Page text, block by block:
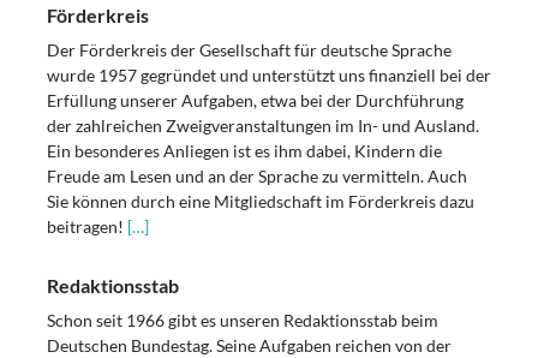
Förderkreis
Der Förderkreis der Gesellschaft für deutsche Sprache
wurde 1957 gegründet und unterstützt uns finanziell bei der
Erfüllung unserer Aufgaben, etwa bei der Durchführung
der zahlreichen Zweigveranstaltungen im In- und Ausland.
Ein besonderes Anliegen ist es ihm dabei, Kindern die
Freude am Lesen und an der Sprache zu vermitteln. Auch
Sie können durch eine Mitgliedschaft im Förderkreis dazu
beitragen! […]
Redaktionsstab
Schon seit 1966 gibt es unseren Redaktionsstab beim
Deutschen Bundestag. Seine Aufgaben reichen von der